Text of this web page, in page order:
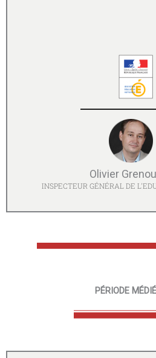
Olivier
INSPECTEUR GÉNÉRAL DE
PÉRIODE